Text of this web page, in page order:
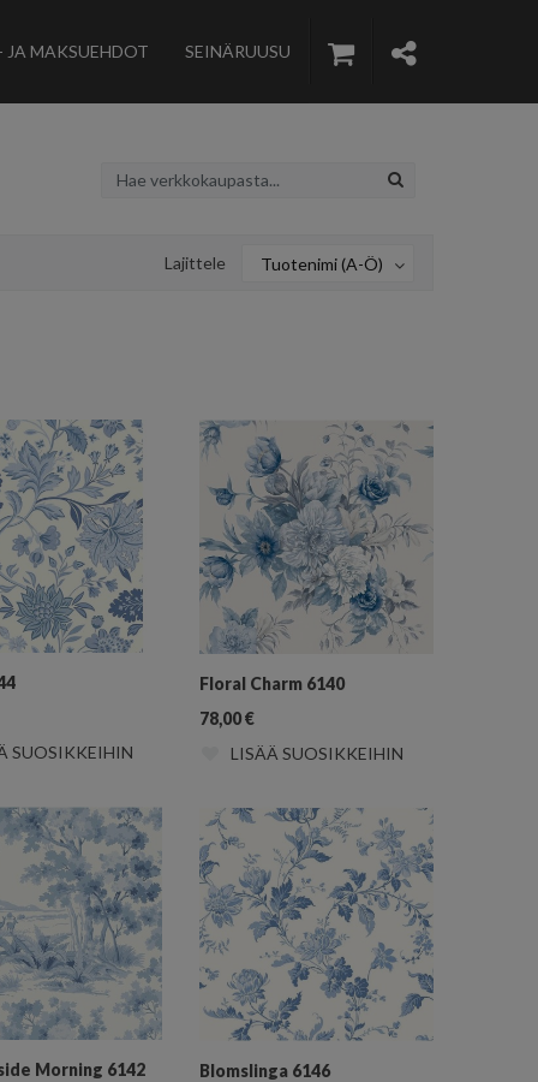
MAKSUEHDOT SEINÄRUUSU
Lajittele Tuotenimi (A-Ö)
SUOSIKKEIHIN
Floral Charm 6140
78,00€
LISÄÄ SUOSIKKEIHIN
Morning 6142
Blomslinga 6146